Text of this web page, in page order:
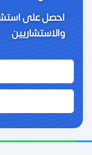
احصل على
والاستشاريين